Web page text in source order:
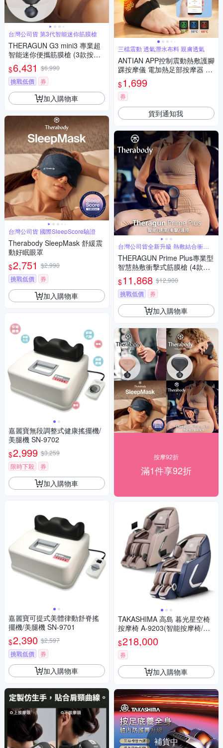
台灣公司貨 第3代智能迷你筋膜槍
THERAGUN G3 mini3 專業超
智能迷你便攜筋膜槍 (3款按摩
頭/10mm振幅/9kg推力) 霧光黑
$6,431 $6,990
挑戰低價
券
加入購物車
台灣公司貨 國際SleepScore驗證
Therabody SleepMask 舒緩震
動好眠眼罩
$2,751 $2,990
挑戰低價
券
加入購物車
嘉麗寶無段調整式健康搖擺機/
美腿機 SN-9702
$2,999 $3,259
限時下殺
券
加入購物車
嘉麗寶可提式美體律動舒脊搖
擺機/美腿機 SN-9701
$2,390 $2,597
挑戰低價
券
加入購物車
三檔震動 透氣潛水布料 親膚透氣
ANTIAN APP控制震動熱敷護腳
踝按摩儀 電加熱足部按摩器 熱
敷護腳踝帶 足部防寒發熱帶(非
醫療使用)
$1,699
券
貨到通知我
台灣公司貨全新升級 熱敷結合衝擊
式按摩
THERAGUN Prime Plus專業型
智慧熱敷衝擊式筋膜槍 (4款按
摩頭/16mm振幅/18kg推力)
$11,868 $12,900
挑戰低價
券
加入購物車
按摩92折
滿1件享92折
TAKASHIMA 高島 暮光星空椅
按摩椅 A-9203(智能按摩椅/按
摩沙發/4D雙機芯/足底滾輪/溫
熱/父親節禮物)
$218,000
券
加入購物車
補貨中